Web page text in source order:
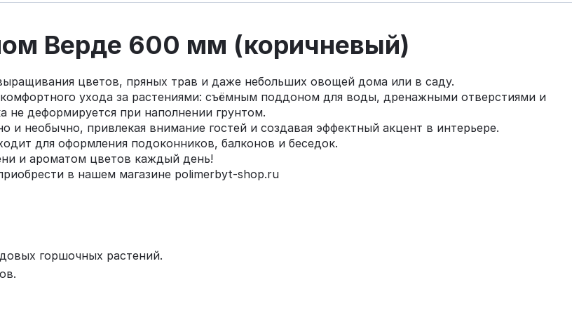
Верде 600 мм (коричневый)
цветов, пряных трав и даже небольших овощей дома или в саду.
ухода за растениями: съёмным поддоном для воды, дренажными отверстиями и
не деформируется при наполнении грунтом.
необычно, привлекая внимание гостей и создавая эффектный акцент в интерьере.
для оформления подоконников, балконов и беседок.
и ароматом цветов каждый день!
в нашем магазине polimerbyt-shop.ru
горшочных растений.